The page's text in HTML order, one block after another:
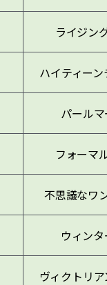
ライジン
ハイティー
パール
フォーマ
不思議なワ
ウィン
ヴィクトリ